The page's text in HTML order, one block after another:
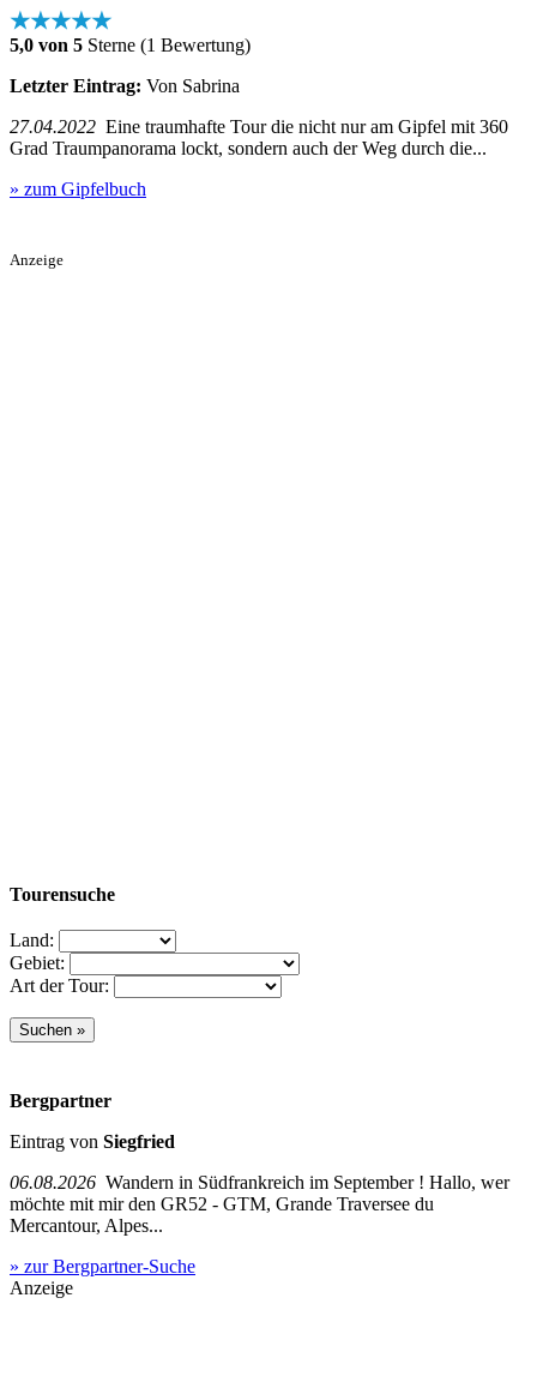
★★★★★
5,0 von 5 Sterne (1 Bewertung)
Letzter Eintrag: Von Sabrina
27.04.2022 Eine traumhafte Tour die nicht nur am Gipfel mit 360
Grad Traumpanorama lockt, sondern auch der Weg durch die...
» zum Gipfelbuch
Anzeige
Tourensuche
Land:
Gebiet:
Art der Tour:
Bergpartner
Eintrag von Siegfried
06.08.2026 Wandern in Südfrankreich im September ! Hallo, wer
möchte mit mir den GR52 - GTM, Grande Traversee du
Mercantour, Alpes...
» zur Bergpartner-Suche
Anzeige